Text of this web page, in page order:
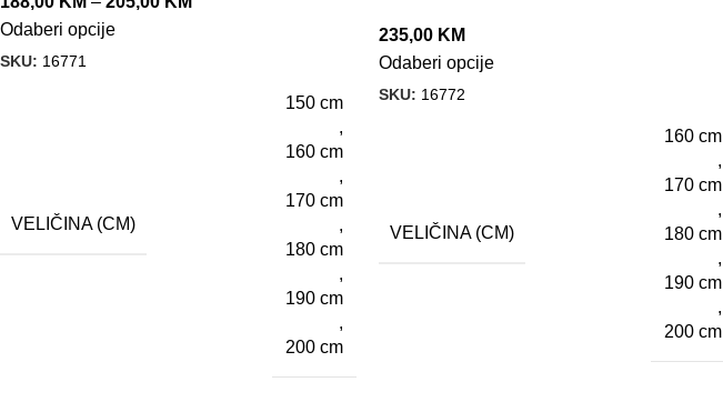
Odaberi opcije
SKU: 16771
VELIČINA (CM)
150 cm
,
160 cm
,
170 cm
,
180 cm
,
190 cm
,
200 cm
235,00 KM
Odaberi opcije
SKU: 16772
VELIČINA (CM)
160 cm
,
170 cm
,
180 cm
,
190 cm
,
200 cm